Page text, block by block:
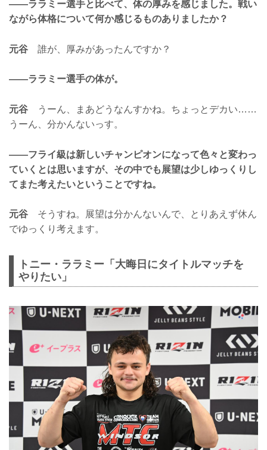
——ララミー選手と比べて、体の厚みを感じました。戦い
ながら体格について何か感じるものありましたか？
元谷 誰が、厚みがあったんですか？
——ララミー選手の体が。
元谷 うーん、まあどうなんすかね。ちょっとデカい……
うーん、分かんないっす。
——フライ級は新しいチャンピオンになって色々と変わっ
ていくとは思いますが、その中でも展望は少しゆっくりし
てまた考えたいということですね。
元谷 そうすね。展望は分かんないんで、とりあえず休ん
でゆっくり考えます。
トニー・ララミー「大晦日にタイトルマッチを
やりたい」